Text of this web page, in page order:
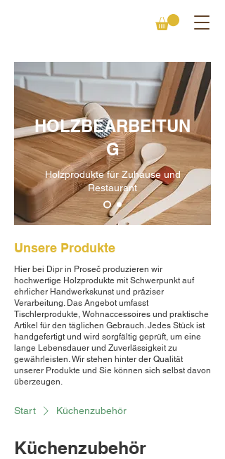
HOLZBEARBEITUN
G
Holzprodukte für Zuhause und
Restaurant
Unsere Produkte
Hier bei Dipr in Proseč produzieren wir
hochwertige Holzprodukte mit Schwerpunkt auf
ehrlicher Handwerkskunst und präziser
Verarbeitung. Das Angebot umfasst
Tischlerprodukte, Wohnaccessoires und praktische
Artikel für den täglichen Gebrauch. Jedes Stück ist
handgefertigt und wird sorgfältig geprüft, um eine
lange Lebensdauer und Zuverlässigkeit zu
gewährleisten. Wir stehen hinter der Qualität
unserer Produkte und Sie können sich selbst davon
überzeugen.
Start Küchenzubehör
Küchenzubehör